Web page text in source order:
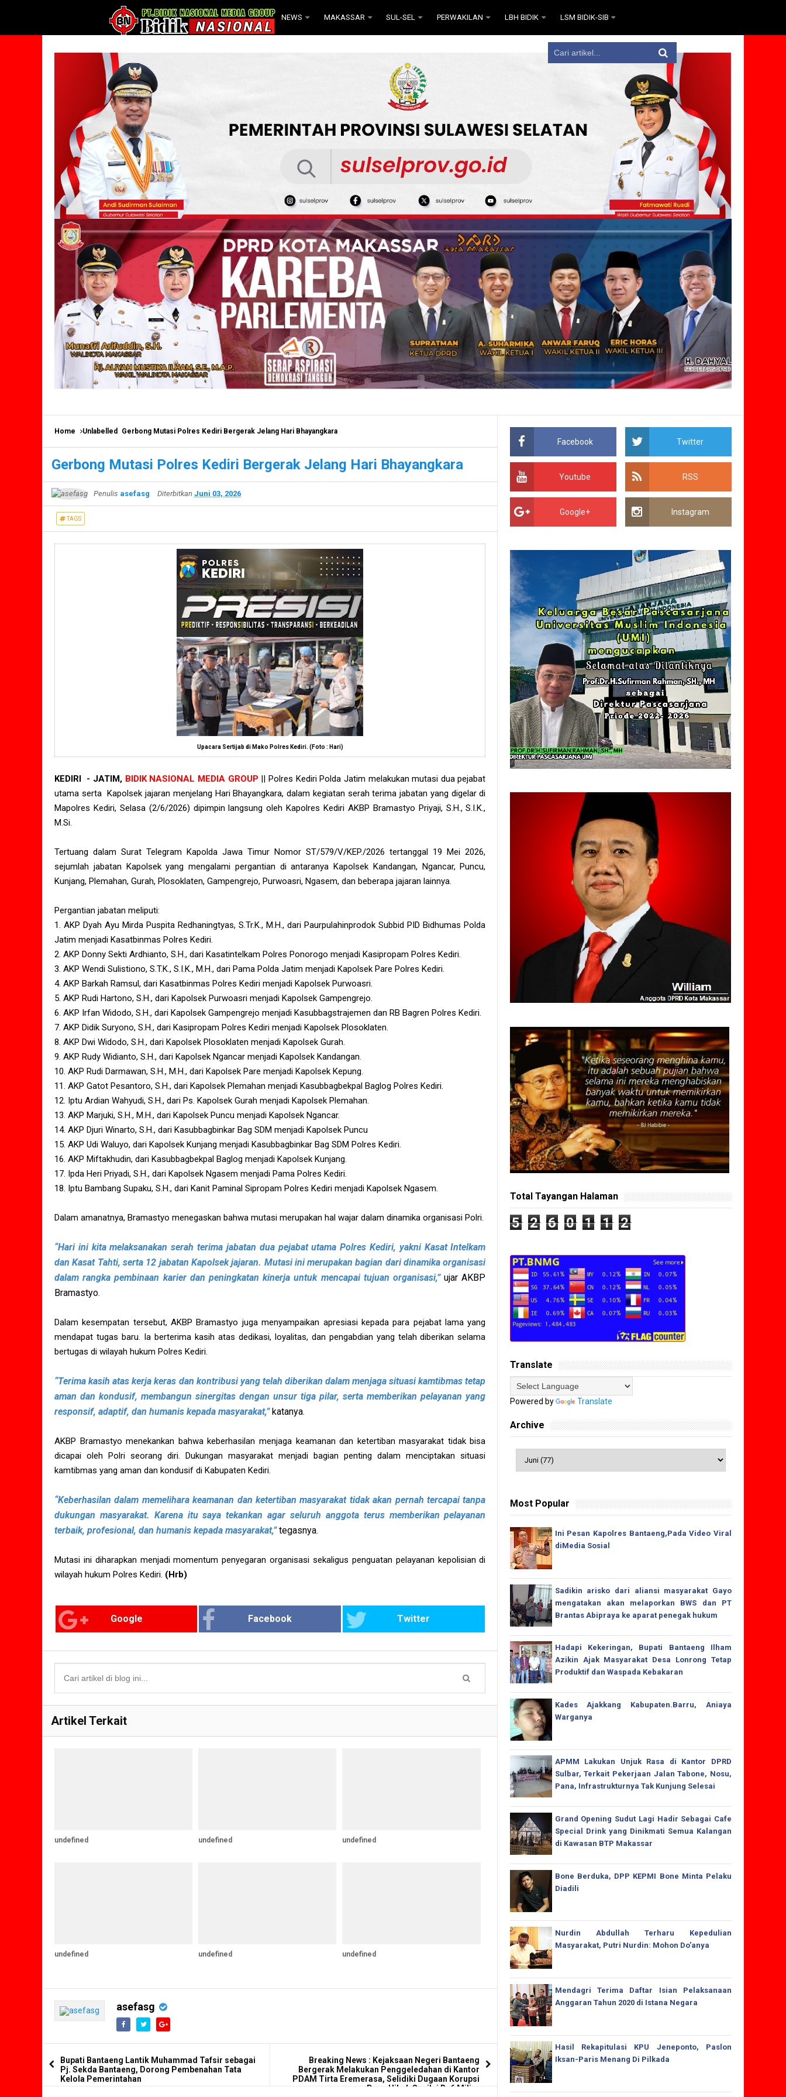
NEWS MAKASSAR SUL-SEL PERWAKILAN LBH BIDIK LSM BIDIK-SIB
Home Unlabelled Gerbong Mutasi Polres Kediri Bergerak Jelang Hari Bhayangkara
Gerbong Mutasi Polres Kediri Bergerak Jelang Hari Bhayangkara
Penulis asefasg Diterbitkan Juni 03, 2026
TAGS
Upacara Sertijab di Mako Polres Kediri. (Foto : Hari)
KEDIRI - JATIM, BIDIK NASIONAL MEDIA GROUP || Polres Kediri Polda Jatim melakukan mutasi dua pejabat
utama serta Kapolsek jajaran menjelang Hari Bhayangkara, dalam kegiatan serah terima jabatan yang digelar di
Mapolres Kediri, Selasa (2/6/2026) dipimpin langsung oleh Kapolres Kediri AKBP Bramastyo Priyaji, S.H., S.I.K.,
M.Si.
Tertuang dalam Surat Telegram Kapolda Jawa Timur Nomor ST/579/V/KEP./2026 tertanggal 19 Mei 2026,
sejumlah jabatan Kapolsek yang mengalami pergantian di antaranya Kapolsek Kandangan, Ngancar, Puncu,
Kunjang, Plemahan, Gurah, Plosoklaten, Gampengrejo, Purwoasri, Ngasem, dan beberapa jajaran lainnya.
Pergantian jabatan meliputi:
1. AKP Dyah Ayu Mirda Puspita Redhaningtyas, S.Tr.K., M.H., dari Paurpulahinprodok Subbid PID Bidhumas Polda
Jatim menjadi Kasatbinmas Polres Kediri.
2. AKP Donny Sekti Ardhianto, S.H., dari Kasatintelkam Polres Ponorogo menjadi Kasipropam Polres Kediri.
3. AKP Wendi Sulistiono, S.T.K., S.I.K., M.H., dari Pama Polda Jatim menjadi Kapolsek Pare Polres Kediri.
4. AKP Barkah Ramsul, dari Kasatbinmas Polres Kediri menjadi Kapolsek Purwoasri.
5. AKP Rudi Hartono, S.H., dari Kapolsek Purwoasri menjadi Kapolsek Gampengrejo.
6. AKP Irfan Widodo, S.H., dari Kapolsek Gampengrejo menjadi Kasubbagstrajemen dan RB Bagren Polres Kediri.
7. AKP Didik Suryono, S.H., dari Kasipropam Polres Kediri menjadi Kapolsek Plosoklaten.
8. AKP Dwi Widodo, S.H., dari Kapolsek Plosoklaten menjadi Kapolsek Gurah.
9. AKP Rudy Widianto, S.H., dari Kapolsek Ngancar menjadi Kapolsek Kandangan.
10. AKP Rudi Darmawan, S.H., M.H., dari Kapolsek Pare menjadi Kapolsek Kepung.
11. AKP Gatot Pesantoro, S.H., dari Kapolsek Plemahan menjadi Kasubbagbekpal Baglog Polres Kediri.
12. Iptu Ardian Wahyudi, S.H., dari Ps. Kapolsek Gurah menjadi Kapolsek Plemahan.
13. AKP Marjuki, S.H., M.H., dari Kapolsek Puncu menjadi Kapolsek Ngancar.
14. AKP Djuri Winarto, S.H., dari Kasubbagbinkar Bag SDM menjadi Kapolsek Puncu
15. AKP Udi Waluyo, dari Kapolsek Kunjang menjadi Kasubbagbinkar Bag SDM Polres Kediri.
16. AKP Miftakhudin, dari Kasubbagbekpal Baglog menjadi Kapolsek Kunjang.
17. Ipda Heri Priyadi, S.H., dari Kapolsek Ngasem menjadi Pama Polres Kediri.
18. Iptu Bambang Supaku, S.H., dari Kanit Paminal Sipropam Polres Kediri menjadi Kapolsek Ngasem.
Dalam amanatnya, Bramastyo menegaskan bahwa mutasi merupakan hal wajar dalam dinamika organisasi Polri.
“Hari ini kita melaksanakan serah terima jabatan dua pejabat utama Polres Kediri, yakni Kasat Intelkam
dan Kasat Tahti, serta 12 jabatan Kapolsek jajaran. Mutasi ini merupakan bagian dari dinamika organisasi
dalam rangka pembinaan karier dan peningkatan kinerja untuk mencapai tujuan organisasi,”ujar AKBP
Bramastyo.
Dalam kesempatan tersebut, AKBP Bramastyo juga menyampaikan apresiasi kepada para pejabat lama yang
mendapat tugas baru. Ia berterima kasih atas dedikasi, loyalitas, dan pengabdian yang telah diberikan selama
bertugas di wilayah hukum Polres Kediri.
“Terima kasih atas kerja keras dan kontribusi yang telah diberikan dalam menjaga situasi kamtibmas tetap
aman dan kondusif, membangun sinergitas dengan unsur tiga pilar, serta memberikan pelayanan yang
responsif, adaptif, dan humanis kepada masyarakat,” katanya.
AKBP Bramastyo menekankan bahwa keberhasilan menjaga keamanan dan ketertiban masyarakat tidak bisa
dicapai oleh Polri seorang diri. Dukungan masyarakat menjadi bagian penting dalam menciptakan situasi
kamtibmas yang aman dan kondusif di Kabupaten Kediri.
“Keberhasilan dalam memelihara keamanan dan ketertiban masyarakat tidak akan pernah tercapai tanpa
dukungan masyarakat. Karena itu saya tekankan agar seluruh anggota terus memberikan pelayanan
terbaik, profesional, dan humanis kepada masyarakat,”tegasnya.
Mutasi ini diharapkan menjadi momentum penyegaran organisasi sekaligus penguatan pelayanan kepolisian di
wilayah hukum Polres Kediri. (Hrb)
Google Facebook Twitter
Artikel Terkait
undefined undefined undefined
undefined undefined undefined
asefasg
Bupati Bantaeng Lantik Muhammad Tafsir sebagai
Pj. Sekda Bantaeng, Dorong Pembenahan Tata
Kelola Pemerintahan
Breaking News : Kejaksaan Negeri Bantaeng
Bergerak Melakukan Penggeledahan di Kantor
PDAM Tirta Eremerasa, Selidiki Dugaan Korupsi
Dana Hibah Senilai Rp6 Miliar
Facebook Twitter
Youtube RSS
Google+ Instagram
Total Tayangan Halaman
5 2 6 0 1 1 2
Translate
Powered by Translate
Archive
Most Popular
Ini Pesan Kapolres Bantaeng,Pada Video Viral
diMedia Sosial
Sadikin arisko dari aliansi masyarakat Gayo
mengatakan akan melaporkan BWS dan PT
Brantas Abipraya ke aparat penegak hukum
Hadapi Kekeringan, Bupati Bantaeng Ilham
Azikin Ajak Masyarakat Desa Lonrong Tetap
Produktif dan Waspada Kebakaran
Kades Ajakkang Kabupaten.Barru, Aniaya
Warganya
APMM Lakukan Unjuk Rasa di Kantor DPRD
Sulbar, Terkait Pekerjaan Jalan Tabone, Nosu,
Pana, Infrastrukturnya Tak Kunjung Selesai
Grand Opening Sudut Lagi Hadir Sebagai Cafe
Special Drink yang Dinikmati Semua Kalangan
di Kawasan BTP Makassar
Bone Berduka, DPP KEPMI Bone Minta Pelaku
Diadili
Nurdin Abdullah Terharu Kepedulian
Masyarakat, Putri Nurdin: Mohon Do'anya
Mendagri Terima Daftar Isian Pelaksanaan
Anggaran Tahun 2020 di Istana Negara
Hasil Rekapitulasi KPU Jeneponto, Paslon
Iksan-Paris Menang Di Pilkada